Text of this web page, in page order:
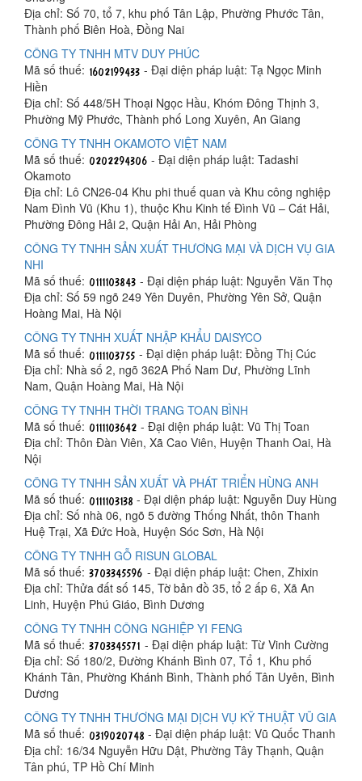
Địa chỉ: Số 70, tổ 7, khu phố Tân Lập, Phường Phước Tân,
Thành phố Biên Hoà, Đồng Nai
CÔNG TY TNHH MTV DUY PHÚC
Mã số thuế:
- Đại diện pháp luật: Tạ Ngọc Minh
Hiền
Địa chỉ: Số 448/5H Thoại Ngọc Hầu, Khóm Đông Thịnh 3,
Phường Mỹ Phước, Thành phố Long Xuyên, An Giang
CÔNG TY TNHH OKAMOTO VIỆT NAM
Mã số thuế:
- Đại diện pháp luật: Tadashi
Okamoto
Địa chỉ: Lô CN26-04 Khu phi thuế quan và Khu công nghiệp
Nam Đình Vũ (Khu 1), thuộc Khu Kinh tế Đình Vũ – Cát Hải,
Phường Đông Hải 2, Quận Hải An, Hải Phòng
CÔNG TY TNHH SẢN XUẤT THƯƠNG MẠI VÀ DỊCH VỤ GIA
NHI
Mã số thuế:
- Đại diện pháp luật: Nguyễn Văn Thọ
Địa chỉ: Số 59 ngõ 249 Yên Duyên, Phường Yên Sở, Quận
Hoàng Mai, Hà Nội
CÔNG TY TNHH XUẤT NHẬP KHẨU DAISYCO
Mã số thuế:
- Đại diện pháp luật: Đồng Thị Cúc
Địa chỉ: Nhà số 2, ngõ 362A Phố Nam Dư, Phường Lĩnh
Nam, Quận Hoàng Mai, Hà Nội
CÔNG TY TNHH THỜI TRANG TOAN BÌNH
Mã số thuế:
- Đại diện pháp luật: Vũ Thị Toan
Địa chỉ: Thôn Đàn Viên, Xã Cao Viên, Huyện Thanh Oai, Hà
Nội
CÔNG TY TNHH SẢN XUẤT VÀ PHÁT TRIỂN HÙNG ANH
Mã số thuế:
- Đại diện pháp luật: Nguyễn Duy Hùng
Địa chỉ: Số nhà 06, ngõ 5 đường Thống Nhất, thôn Thanh
Huệ Trại, Xã Đức Hoà, Huyện Sóc Sơn, Hà Nội
CÔNG TY TNHH GỖ RISUN GLOBAL
Mã số thuế:
- Đại diện pháp luật: Chen, Zhixin
Địa chỉ: Thửa đất số 145, Tờ bản đồ 35, tổ 2 ấp 6, Xã An
Linh, Huyện Phú Giáo, Bình Dương
CÔNG TY TNHH CÔNG NGHIỆP YI FENG
Mã số thuế:
- Đại diện pháp luật: Từ Vinh Cường
Địa chỉ: Số 180/2, Đường Khánh Bình 07, Tổ 1, Khu phố
Khánh Tân, Phường Khánh Bình, Thành phố Tân Uyên, Bình
Dương
CÔNG TY TNHH THƯƠNG MẠI DỊCH VỤ KỸ THUẬT VŨ GIA
Mã số thuế:
- Đại diện pháp luật: Vũ Quốc Thanh
Địa chỉ: 16/34 Nguyễn Hữu Dật, Phường Tây Thạnh, Quận
Tân phú, TP Hồ Chí Minh